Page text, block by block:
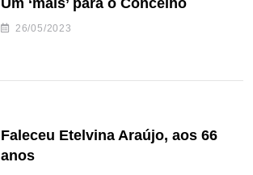
Um ‘mais’ para o Concelho
26/05/2023
Faleceu Etelvina Araújo, aos 66
anos